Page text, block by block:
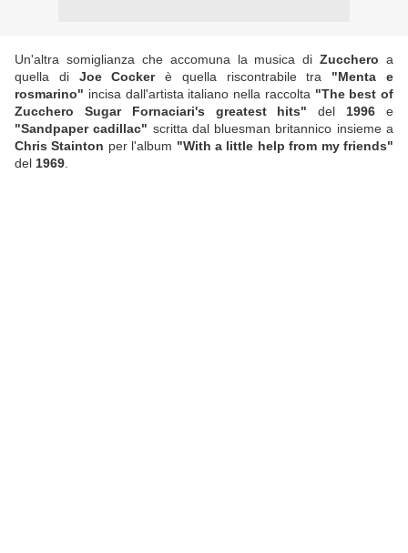
Un'altra somiglianza che accomuna la musica diZucchero a
quella di Joe Cockerè quella riscontrabile tra "Menta e
rosmarino" incisa dall'artista italiano nella raccolta "The best of
Zucchero Sugar Fornaciari's greatest hits" del 1996 e
"Sandpaper cadillac" scritta dal bluesman britannico insieme a
Chris Stainton per l'album "With a little help from my friends"
del 1969